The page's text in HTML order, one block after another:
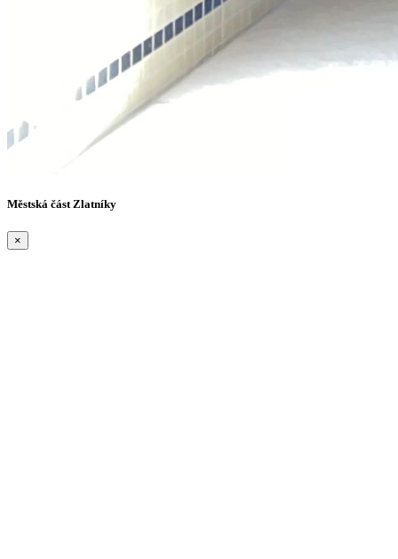
Městská část Zlatníky
×